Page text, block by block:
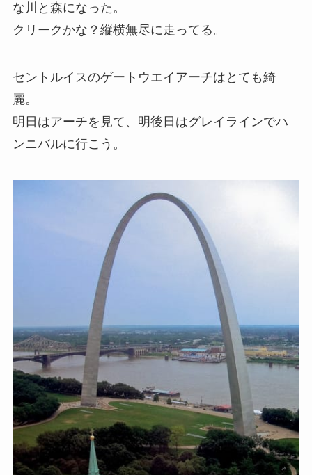
な川と森になった。
クリークかな？縦横無尽に走ってる。
セントルイスのゲートウエイアーチはとても綺
麗。
明日はアーチを見て、明後日はグレイラインでハ
ンニバルに行こう。